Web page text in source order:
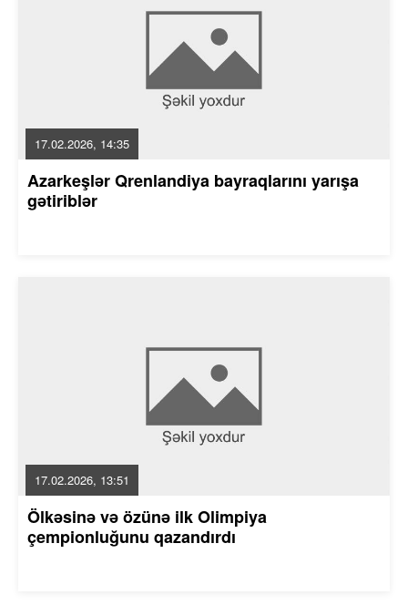
17.02.2026, 14:35
Azarkeşlər Qrenlandiya bayraqlarını yarışa
gətiriblər
17.02.2026, 13:51
Ölkəsinə və özünə ilk Olimpiya
çempionluğunu qazandırdı